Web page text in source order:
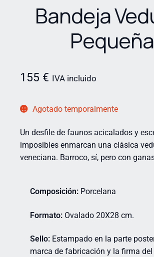
Bandeja
Pequeña
155 € IVA incluido
Agotado temporalmente
Un desfile de faunos acicalados y
imposibles enmarcan una clásica
veneciana. Barroco, sí, pero con
Composición: Porcelana
Formato: Ovalado 20X28 cm.
Sello: Estampado en la parte
marca de fabricación y la firma